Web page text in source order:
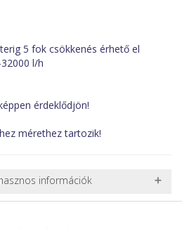
5 fok csökkenés érhető el
l/h
érdeklődjön!
mérethez tartozik!
információk